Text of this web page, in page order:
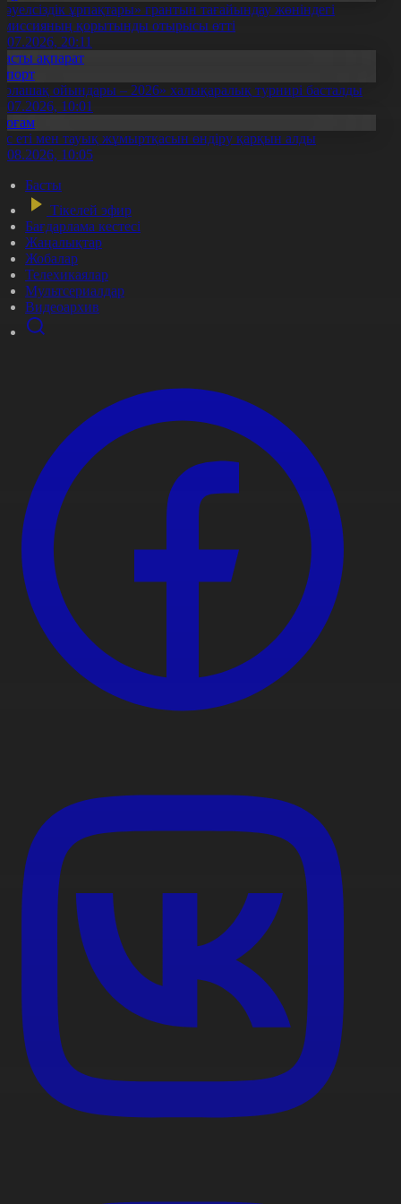
ұрпақтары» грантын тағайындау жөніндегі
қорытынды отырысы өтті
20:11
ақпарат
ойындары – 2026» халықаралық турнирі басталды
10:01
еті мен тауық жұмыртқасын өндіру қарқын алды
10:05
Басты
Тікелей эфир
Бағдарлама кестесі
Жаңалықтар
Жобалар
Телехикаялар
Мультсериалдар
Видеоархив